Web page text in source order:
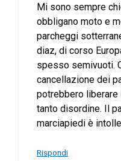
Mi sono sempre
obbligano moto e
parcheggi
diaz, di corso
spesso semivuoti.
cancellazione dei
potrebbero
tanto disordine. Il
marciapiedi è
Rispondi